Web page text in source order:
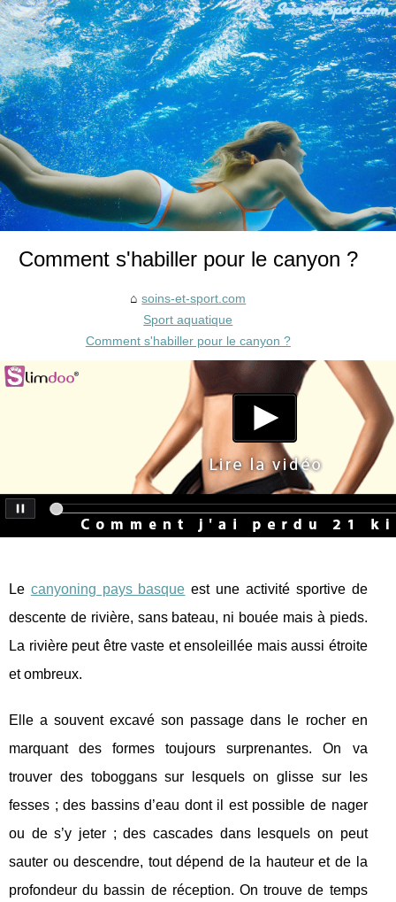
Comment s'habiller pour le canyon ?
soins-et-sport.com
Sport aquatique
Comment s'habiller pour le canyon ?
Le canyoning pays basque est une activité sportive de
descente de rivière, sans bateau, ni bouée mais à pieds.
La rivière peut être vaste et ensoleillée mais aussi étroite
et ombreux.
Elle a souvent excavé son passage dans le rocher en
marquant des formes toujours surprenantes. On va
trouver des toboggans sur lesquels on glisse sur les
fesses ; des bassins d’eau dont il est possible de nager
ou de s’y jeter ; des cascades dans lesquels on peut
sauter ou descendre, tout dépend de la hauteur et de la
profondeur du bassin de réception. On trouve de temps